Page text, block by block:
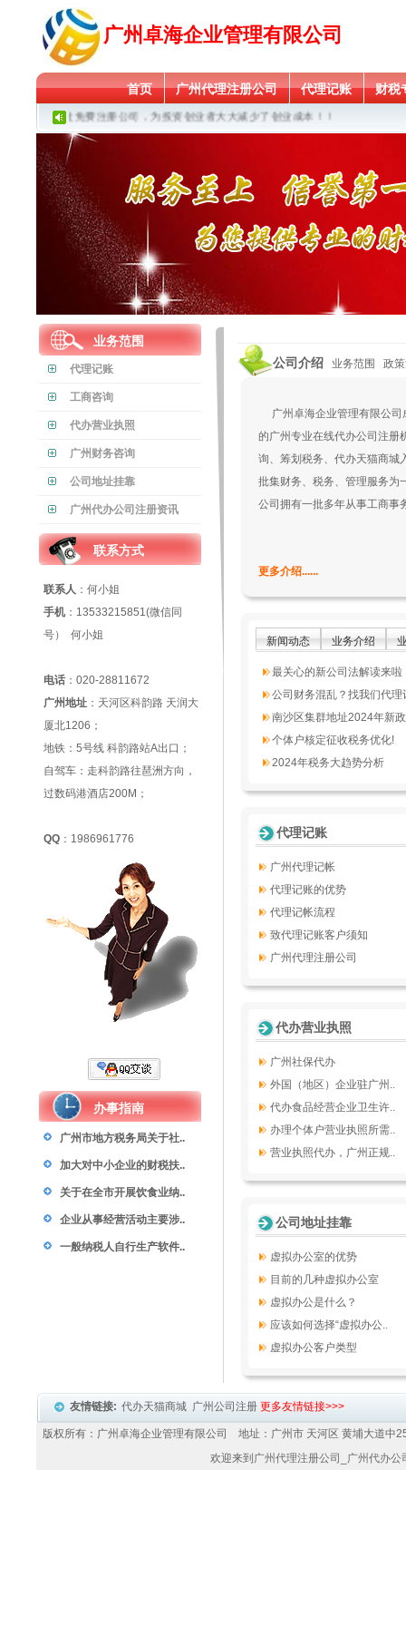
广州卓海企业管理有限公司
首页 广州代理注册公司 代理记账 财税
府扶持地址免费注册公司，为投资创业者大大减少了创业成本！！
业务范围
代理记账
工商咨询
代办营业执照
广州财务咨询
公司地址挂靠
广州代办公司注册资讯
联系方式
联系人 ：何小姐
手机 ：13533215851(微信同
号） 何小姐
电话 ：020-28811672
广州地址 ：天河区科韵路 天润大
厦北1206；
地铁：5号线 科韵路站A出口；
自驾车：走科韵路往琶洲方向，
过数码港酒店200M；
QQ ：1986961776
办事指南
广州市地方税务局关于社..
加大对中小企业的财税扶..
关于在全市开展饮食业纳..
企业从事经营活动主要涉..
一般纳税人自行生产软件..
公司介绍 业务范围 政
广州卓海企业管理有限公
的广州专业在线代办公司注册
询、筹划税务、代办天猫商城
批集财务、税务、管理服务为
公司拥有一批多年从事工商事
更多介绍......
新闻动态 业务介绍
最关心的新公司法解读来啦
公司财务混乱？找我们代理
南沙区集群地址2024年新
个体户核定征收税务优化!
2024年税务大趋势分析
代理记账
广州代理记帐
代理记账的优势
代理记帐流程
致代理记账客户须知
广州代理注册公司
代办营业执照
广州社保代办
外国（地区）企业驻广州..
代办食品经营企业卫生许..
办理个体户营业执照所需..
营业执照代办，广州正规..
公司地址挂靠
虚拟办公室的优势
目前的几种虚拟办公室
虚拟办公是什么？
应该如何选择“虚拟办公..
虚拟办公客户类型
友情链接: 代办天猫商城 广州公司注册 更多友情链接>>>
版权所有：广州卓海企业管理有限公司 地址：广州市 天河区 黄埔大道
欢迎来到 广州代理注册公司 广州代办公